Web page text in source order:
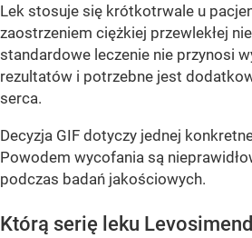
Lek stosuje się krótkotrwale u
zaostrzeniem ciężkiej przewlekłej
standardowe leczenie nie przynosi
rezultatów i potrzebne jest
serca.
Decyzja GIF dotyczy jednej
Powodem wycofania są
podczas badań jakościowych.
Którą serię leku